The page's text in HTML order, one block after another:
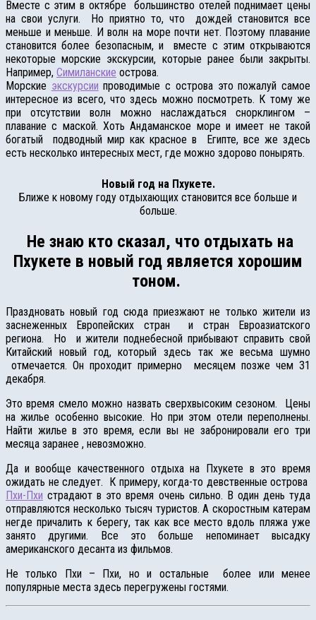
Вместе с этим в октябре большинство отелей поднимает цены
на свои услуги. Но приятно то, что дождей становится все
меньше и меньше. И волн на море почти нет. Поэтому плавание
становится более безопасным, и вместе с этим открываются
некоторые морские экскурсии, которые ранее были закрыты.
Например, Симиланские острова.
Морские экскурсии проводимые с острова это пожалуй самое
интересное из всего, что здесь можно посмотреть. К тому же
при отсутствии волн можно наслаждаться снорклингом –
плавание с маской. Хоть Андаманское море и имеет не такой
богатый подводный мир как красное в Египте, все же здесь
есть несколько интересных мест, где можно здорово понырять.
Новый год на Пхукете.
Ближе к новому году отдыхающих становится все больше и
больше.
Не знаю кто сказал, что отдыхать на
Пхукете в новый год является хорошим
тоном.
Праздновать новый год сюда приезжают не только жители из
заснеженных Европейских стран и стран Евроазиатского
региона. Но и жители поднебесной прибывают справить свой
Китайский новый год, который здесь так же весьма шумно
отмечается. Он проходит примерно месяцем позже чем 31
декабря.
Это время смело можно назвать сверхвысоким сезоном. Цены
на жилье особенно высокие. Но при этом отели переполнены.
Найти жилье в это время, если вы не забронировали его три
месяца заранее , невозможно.
Да и вообще качественного отдыха на Пхукете в это время
ожидать не следует. К примеру, когда-то девственные острова
Пхи-Пхи страдают в это время очень сильно. В один день туда
отправляются несколько тысяч туристов. А скоростным катерам
негде причалить к берегу, так как все место вдоль пляжа уже
занято другими. Все это больше непоминает высадку
американского десанта из фильмов.
Не только Пхи – Пхи, но и остальные более или менее
популярные места здесь перегружены гостями.